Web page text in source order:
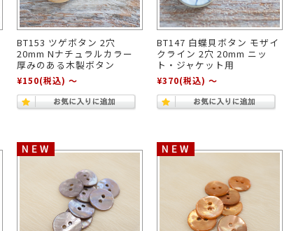
BT153 ツゲボタン 2穴
20mm Nナチュラルカラー
厚みのある木製ボタン
¥150(税込) ～
BT147 白蝶貝ボタン モザイ
クライン 2穴 20mm ニッ
ト・ジャケット用
¥370(税込) ～